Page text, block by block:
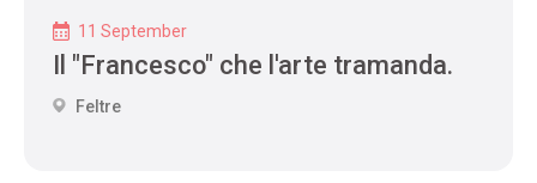
11 September
Il "Francesco" che l'arte tramanda.
Feltre